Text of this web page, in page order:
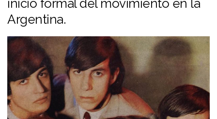
inicio formal del movimiento en la
Argentina.